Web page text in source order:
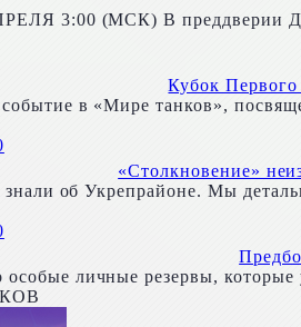
3:00 (МСК) В преддверии
Кубок
в «Мире танков»,
«Столкновение»
знали об Укрепрайоне. Мы
личные резервы,